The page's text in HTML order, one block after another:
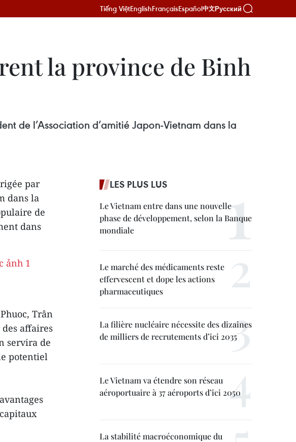
Tiếng ViệtEnglishFrançaisEspañol中文Русский
la province de Binh
de l’Association d’amitié Japon-Vietnam dans la
par
dans la
de
dans
Trân
affaires
servira de
potentiel
LES PLUS LUS
Le Vietnam entre dans une nouvelle
phase de développement, selon la Banque
mondiale
Le marché des médicaments reste
effervescent et dope les actions
pharmaceutiques
La filière nucléaire nécessite des dizaines
de milliers de recrutements d’ici 2035
Le Vietnam va étendre son réseau
aéroportuaire à 37 aéroports d’ici 2050
La stabilité macroéconomique du